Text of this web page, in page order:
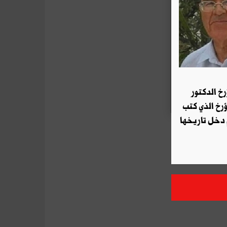
الدكتور
الذي كتب
دخل تاريخها